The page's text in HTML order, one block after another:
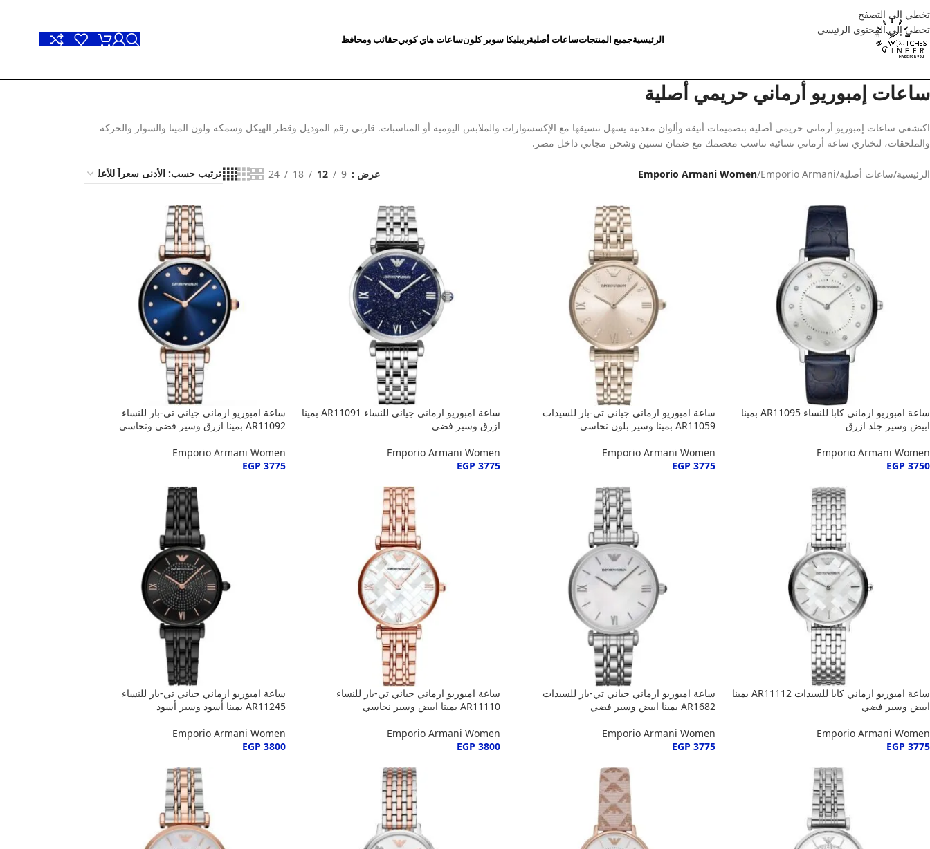
تخطي إلى التصفح
تخطي إلى المحتوى الرئيسي
الرئيسيةجميع المنتجاتساعات أصليةريبليكا سوبر كلونساعات هاي كوبيحقائب ومحافظ
ساعات إمبوريو أرماني حريمي أصلية
اكتشفي ساعات إمبوريو أرماني حريمي أصلية بتصميمات أنيقة وألوان معدنية يسهل تنسيقها مع الإكسسوارات والملابس اليومية أو المناسبات. قارني رقم الموديل وقطر الهيكل وسمكه ولون المينا والسوار والحركة
والملحقات، لتختاري ساعة أرماني نسائية تناسب معصمك مع ضمان سنتين وشحن مجاني داخل مصر.
الرئيسية/ساعات أصلية/
Emporio Armani
/
Emporio Armani Women عرض 9
12
18
24
ساعة امبوريو ارماني كابا للنساء AR11095 بمينا
ابيض وسير جلد ازرق
Emporio Armani Women
EGP 3750
ساعة امبوريو ارماني جياني تي-بار للسيدات
AR11059 بمينا وسير بلون نحاسي
Emporio Armani Women
EGP 3775
ساعة امبوريو ارماني جياني للنساء AR11091 بمينا
ازرق وسير فضي
Emporio Armani Women
EGP 3775
ساعة امبوريو ارماني جياني تي-بار للنساء
AR11092 بمينا ازرق وسير فضي ونحاسي
Emporio Armani Women
EGP 3775
ساعة امبوريو ارماني كابا للسيدات AR11112 بمينا
ابيض وسير فضي
Emporio Armani Women
EGP 3775
ساعة امبوريو ارماني جياني تي-بار للسيدات
AR1682 بمينا ابيض وسير فضي
Emporio Armani Women
EGP 3775
ساعة امبوريو ارماني جياني تي-بار للنساء
AR11110 بمينا ابيض وسير نحاسي
Emporio Armani Women
EGP 3800
ساعة امبوريو ارماني جياني تي-بار للنساء
AR11245 بمينا أسود وسير أسود
Emporio Armani Women
EGP 3800